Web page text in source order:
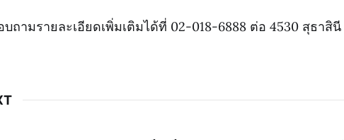
บถามรายละเอียดเพิ่มเติมได้ที่ 02-018-6888 ต่อ 4530 สุธาสิ